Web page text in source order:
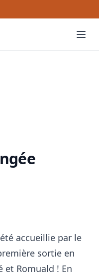
accueillie par le
sortie en
et Romuald ! En